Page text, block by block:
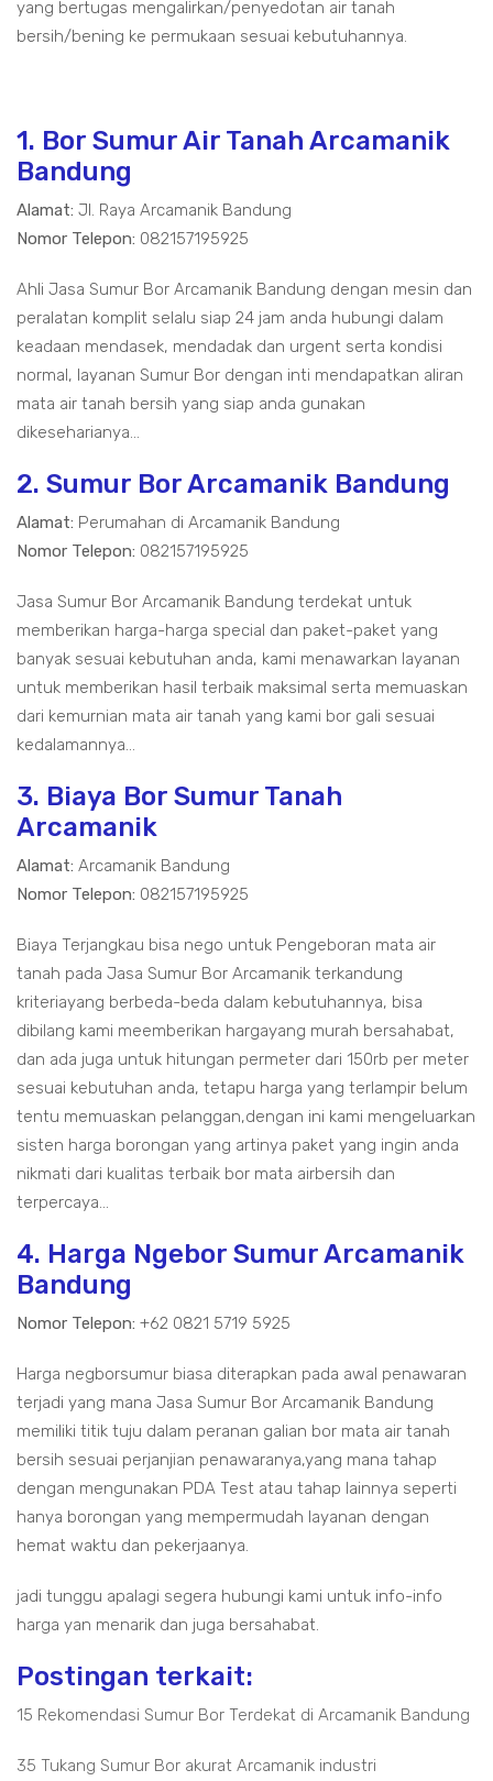
yang bertugas mengalirkan/penyedotan air tanah
bersih/bening ke permukaan sesuai kebutuhannya.
1. Bor Sumur Air Tanah Arcamanik
Bandung
Alamat: Jl. Raya Arcamanik Bandung
Nomor Telepon: 082157195925
Ahli Jasa Sumur Bor Arcamanik Bandung dengan mesin dan
peralatan komplit selalu siap 24 jam anda hubungi dalam
keadaan mendasek, mendadak dan urgent serta kondisi
normal, layanan Sumur Bor dengan inti mendapatkan aliran
mata air tanah bersih yang siap anda gunakan
dikeseharianya...
2. Sumur Bor Arcamanik Bandung
Alamat: Perumahan di Arcamanik Bandung
Nomor Telepon: 082157195925
Jasa Sumur Bor Arcamanik Bandung terdekat untuk
memberikan harga-harga special dan paket-paket yang
banyak sesuai kebutuhan anda, kami menawarkan layanan
untuk memberikan hasil terbaik maksimal serta memuaskan
dari kemurnian mata air tanah yang kami bor gali sesuai
kedalamannya...
3. Biaya Bor Sumur Tanah
Arcamanik
Alamat: Arcamanik Bandung
Nomor Telepon: 082157195925
Biaya Terjangkau bisa nego untuk Pengeboran mata air
tanah pada Jasa Sumur Bor Arcamanik terkandung
kriteriayang berbeda-beda dalam kebutuhannya, bisa
dibilang kami meemberikan hargayang murah bersahabat,
dan ada juga untuk hitungan permeter dari 150rb per meter
sesuai kebutuhan anda, tetapu harga yang terlampir belum
tentu memuaskan pelanggan,dengan ini kami mengeluarkan
sisten harga borongan yang artinya paket yang ingin anda
nikmati dari kualitas terbaik bor mata airbersih dan
terpercaya...
4. Harga Ngebor Sumur Arcamanik
Bandung
Nomor Telepon: +62 0821 5719 5925
Harga negborsumur biasa diterapkan pada awal penawaran
terjadi yang mana Jasa Sumur Bor Arcamanik Bandung
memiliki titik tuju dalam peranan galian bor mata air tanah
bersih sesuai perjanjian penawaranya,yang mana tahap
dengan mengunakan PDA Test atau tahap lainnya seperti
hanya borongan yang mempermudah layanan dengan
hemat waktu dan pekerjaanya.
jadi tunggu apalagi segera hubungi kami untuk info-info
harga yan menarik dan juga bersahabat.
Postingan terkait:
15 Rekomendasi Sumur Bor Terdekat di Arcamanik Bandung
35 Tukang Sumur Bor akurat Arcamanik industri